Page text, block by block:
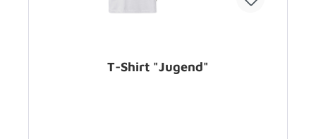
T-Shirt "Jugend"